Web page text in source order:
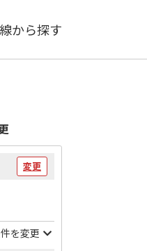
から探す
変更
を変更